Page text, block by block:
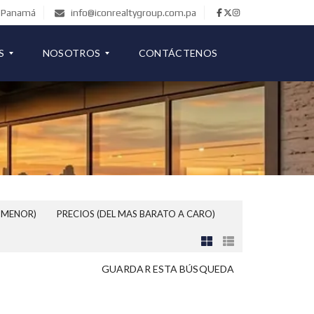
info@iconrealtygroup.com.pa
COMERCIAL
NOSOTROS
B
L
G
CONTÁCTENOS
PRECIOS (DEL MAS BARATO A CARO)
GUARDAR ESTA BÚSQUEDA